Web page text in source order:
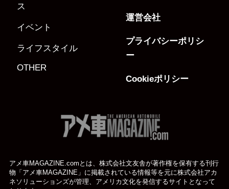
ス
イベント
ライフスタイル
OTHER
運営会社
プライバシーポリシ
ー
Cookieポリシー
アメ車MAGAZINE.comとは、株式会社文友舎が著作権を保有する刊行
物「アメ車MAGAZINE」に掲載されている情報等を元に株式会社アカ
ネソリューションズが管理、アメリカ文化を発信するサイトとなって